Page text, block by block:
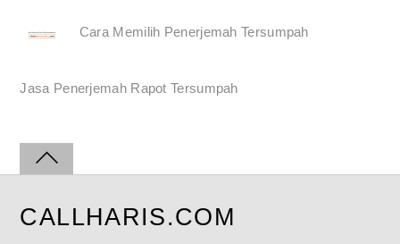
Cara Memilih Penerjemah Tersumpah
Jasa Penerjemah Rapot Tersumpah
CALLHARIS.COM